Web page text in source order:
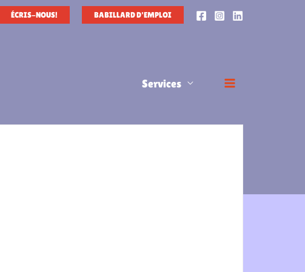
ÉCRIS-NOUS! BABILLARD D'EMPLOI
Services